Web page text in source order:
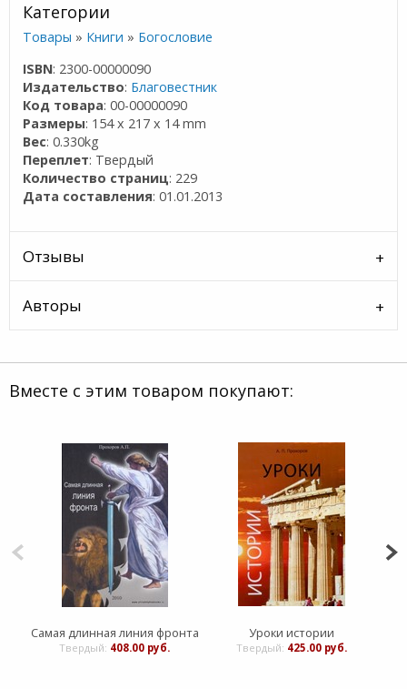
Категории
Товары » Книги » Богословие
ISBN: 2300-00000090
Издательство: Благовестник
Код товара: 00-00000090
Размеры: 154 x 217 x 14 mm
Вес: 0.330kg
Переплет: Твердый
Количество страниц: 229
Дата составления: 01.01.2013
Отзывы
Авторы
Вместе с этим товаром покупают:
Самая длинная линия фронта
Твердый: 408.00 руб.
Уроки истории
Твердый: 425.00 руб.